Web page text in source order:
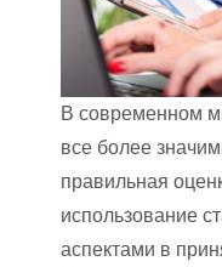
В современном
все более
правильная
использование
аспектами в